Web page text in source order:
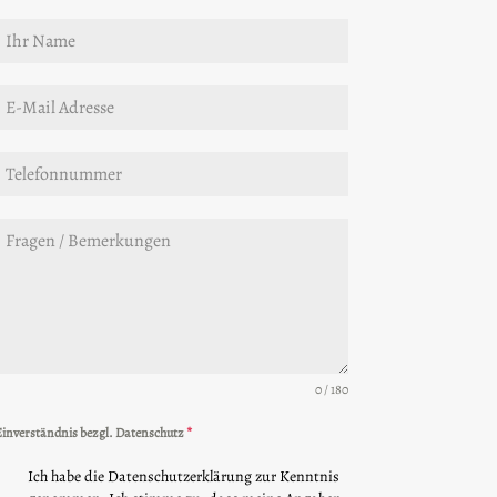
0 / 180
bezgl. Datenschutz*
Ich habe die Datenschutzerklärung zur Kenntnis